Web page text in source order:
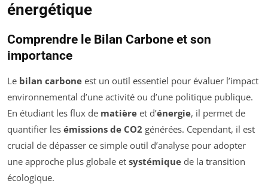
énergétique
Comprendre le Bilan Carbone et son
importance
Le bilan carbone est un outil essentiel pour évaluer l’impact
environnemental d’une activité ou d’une politique publique.
En étudiant les flux de matière et d’énergie, il permet de
quantifier les émissions de CO2 générées. Cependant, il est
crucial de dépasser ce simple outil d’analyse pour adopter
une approche plus globale et systémique de la transition
écologique.